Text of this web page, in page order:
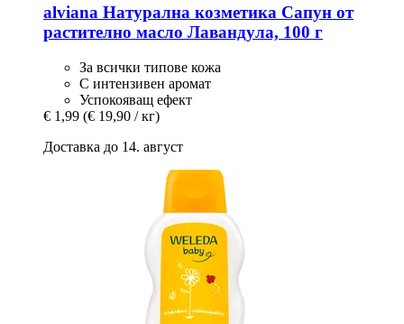
alviana Натурална козметика Сапун от
растително масло Лавандула, 100 г
За всички типове кожа
С интензивен аромат
Успокояващ ефект
€ 1,99 (€ 19,90 / кг)
Доставка до 14. август